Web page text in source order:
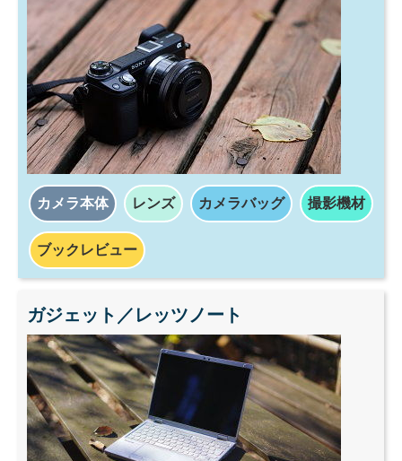
カメラ本体 レンズ カメラバッグ 撮影機材
ブックレビュー
ガジェット／レッツノート